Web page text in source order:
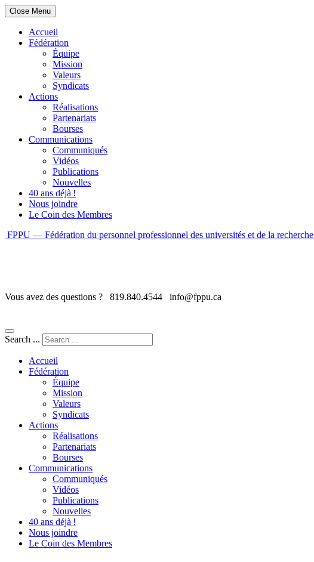
Close Menu
Accueil
Fédération
Équipe
Mission
Valeurs
Syndicats
Actions
Réalisations
Partenariats
Bourses
Communications
Communiqués
Vidéos
Publications
Nouvelles
40 ans déjà !
Nous joindre
Le Coin des Membres
Skip
FPPU — Fédération du personnel professionnel des universités et de la recherche
Vous avez des questions ? 819.840.4544 info@fppu.ca
Search ...
Accueil
Fédération
Équipe
Mission
Valeurs
Syndicats
Actions
Réalisations
Partenariats
Bourses
Communications
Communiqués
Vidéos
Publications
Nouvelles
40 ans déjà !
Nous joindre
Le Coin des Membres